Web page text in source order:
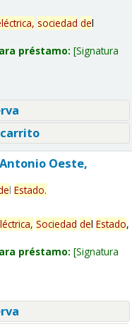
sociedad del
préstamo: Signatura
Oeste,
l Estado.
Sociedad del Estado,
préstamo: Signatura